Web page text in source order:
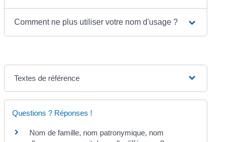
Comment ne plus utiliser votre nom d'usage ?
Textes de référence
Questions ? Réponses !
Nom de famille, nom patronymique, nom